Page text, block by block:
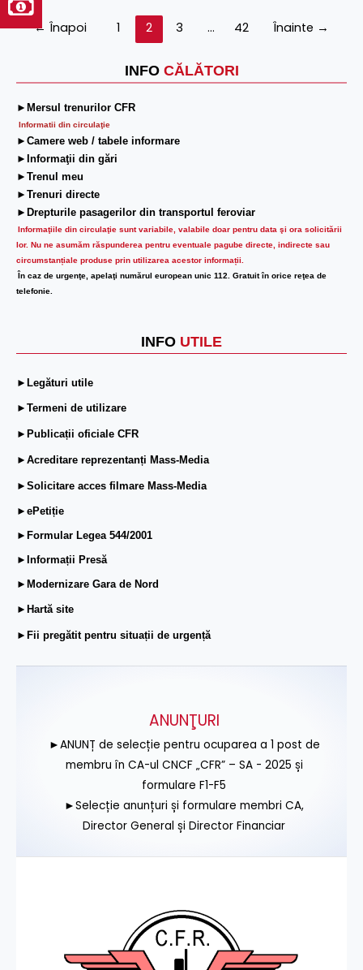
INFO CĂLĂTORI
►Mersul trenurilor CFR
Informatii din circulaţie
►Camere web / tabele informare
►Informaţii din gări
►Trenul meu
►Trenuri directe
►Drepturile pasagerilor din transportul feroviar
Informaţiile din circulaţie sunt variabile, valabile doar pentru data şi ora solicitării
lor. Nu ne asumăm răspunderea pentru eventuale pagube directe, indirecte sau
circumstanțiale produse prin utilizarea acestor informații.
În caz de urgenţe, apelaţi numărul european unic 112. Gratuit în orice reţea de
telefonie.
INFO UTILE
►Legături utile
►Termeni de utilizare
►Publicații oficiale CFR
►Acreditare reprezentanți Mass-Media
►Solicitare acces filmare Mass-Media
►ePetiție
►Formular Legea 544/2001
►Informații Presă
►Modernizare Gara de Nord
►Hartă site
►Fii pregătit pentru situații de urgență
← Înapoi 1 2 3 … 42 Înainte →
ANUNŢURI
►ANUNȚ de selecție pentru ocuparea a 1 post de
membru în CA-ul CNCF „CFR” – SA - 2025 și
formulare F1-F5
►Selecție anunțuri și formulare membri CA,
Director General și Director Financiar